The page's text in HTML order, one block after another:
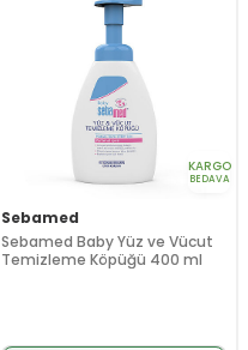
KARGO
BEDAVA
Sebamed
Sebamed Baby Yüz ve Vücut
Temizleme Köpüğü 400 ml